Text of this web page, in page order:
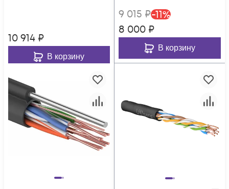
10 914 ₽
В корзину
9 015 ₽-11%
8 000 ₽
В корзину